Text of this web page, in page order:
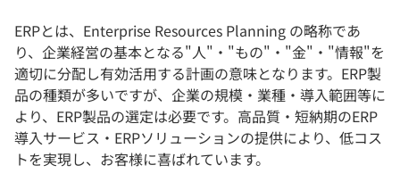
ERPとは、Enterprise Resources Planning の略称であ
り、企業経営の基本となる"人"・"もの"・"金"・"情報"を
適切に分配し有効活用する計画の意味となります。ERP製
品の種類が多いですが、企業の規模・業種・導入範囲等に
より、ERP製品の選定は必要です。高品質・短納期のERP
導入サービス・ERPソリューションの提供により、低コス
トを実現し、お客様に喜ばれています。